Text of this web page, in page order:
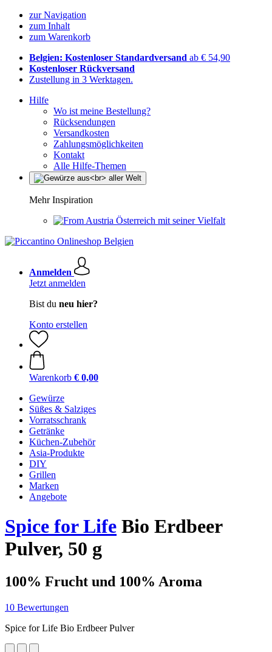
zur Navigation
zum Inhalt
zum Warenkorb
Belgien: Kostenloser Standardversand ab € 54,90
Kostenloser Rückversand
Zustellung in 3 Werktagen.
Hilfe
Wo ist meine Bestellung?
Rücksendungen
Versandkosten
Zahlungsmöglichkeiten
Kontakt
Alle Hilfe-Themen
Mehr Inspiration
Österreich mit seiner Vielfalt
Anmelden
Jetzt anmelden
Bist du neu hier?
Konto erstellen
Warenkorb € 0,00
Gewürze
Süßes & Salziges
Vorratsschrank
Getränke
Küchen-Zubehör
Asia-Produkte
DIY
Grillen
Marken
Angebote
Spice for Life Bio Erdbeer
Pulver, 50 g
100% Frucht und 100% Aroma
10 Bewertungen
Spice for Life Bio Erdbeer Pulver